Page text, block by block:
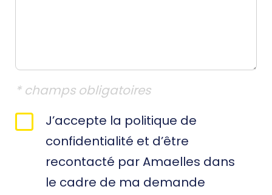
* champs obligatoires
RGPD
*
J’accepte la politique de
confidentialité et d’être
recontacté par Amaelles dans
le cadre de ma demande